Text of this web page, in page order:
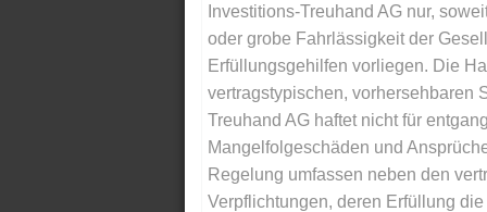
Investitions-Treuhand AG nur,
oder grobe Fahrlässigkeit der
Erfüllungsgehilfen vorliegen. Die
vertragstypischen, vorhersehbaren
Treuhand AG haftet nicht für
Mangelfolgeschäden und
Regelung umfassen neben den
Verpflichtungen, deren Erfüllung